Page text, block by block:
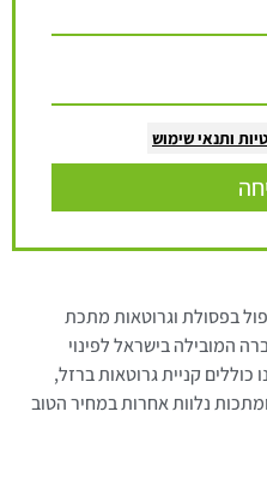
ותנאי שימוש
בפסולת וגרוטאות מתכת
המובילה בישראל לפינוי
כוללים קניית גרוטאות ברזל,
נלוות אחרות במחיר הטוב